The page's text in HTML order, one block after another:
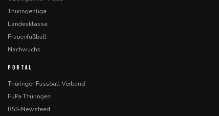
Thüringenliga
Landesklasse
Frauenfußball
Nachwuchs
PORTAL
Thüringer Fussball Verband
FuPa Thüringen
RSS-Newsfeed